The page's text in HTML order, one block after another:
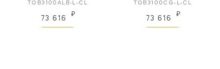
TOB3100ALB-L-CL
73 616
₽
TOB3100CG-L-CL
73 616
₽